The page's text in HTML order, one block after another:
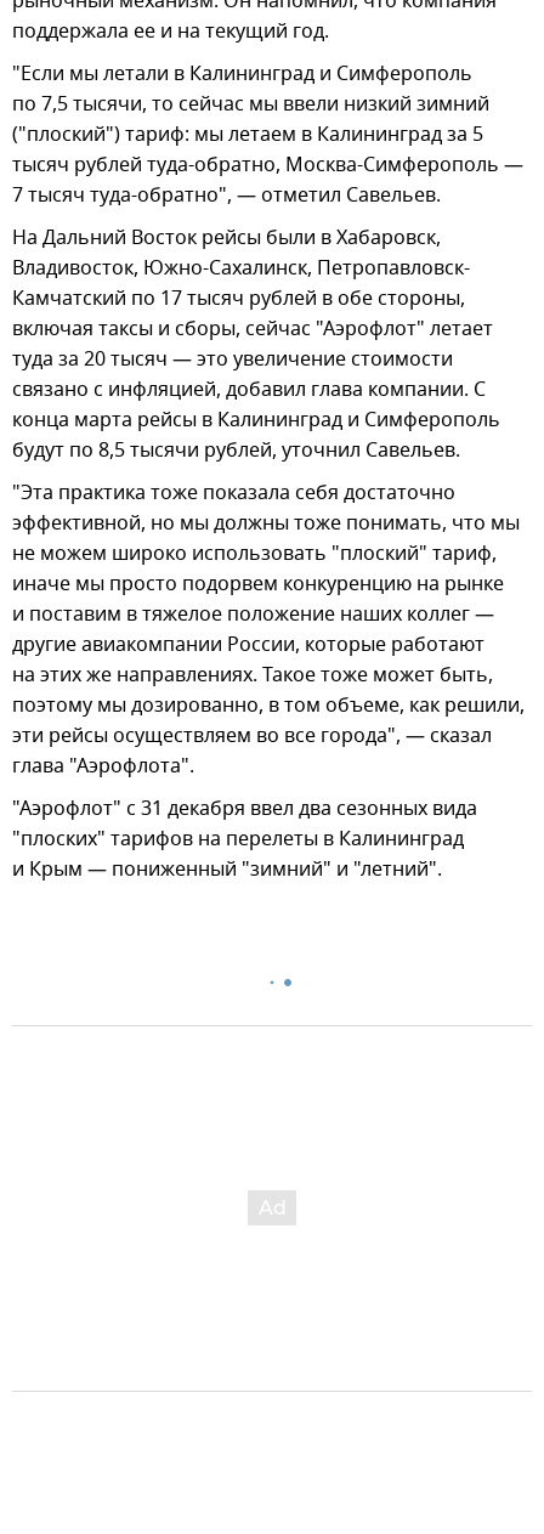
поддержала ее и на текущий год.
"Если мы летали в Калининград и Симферополь
по 7,5 тысячи, то сейчас мы ввели низкий зимний
("плоский") тариф: мы летаем в Калининград за 5
тысяч рублей туда-обратно, Москва-Симферополь —
7 тысяч туда-обратно", — отметил Савельев.
На Дальний Восток рейсы были в Хабаровск,
Владивосток, Южно-Сахалинск, Петропавловск-
Камчатский по 17 тысяч рублей в обе стороны,
включая таксы и сборы, сейчас "Аэрофлот" летает
туда за 20 тысяч — это увеличение стоимости
связано с инфляцией, добавил глава компании. С
конца марта рейсы в Калининград и Симферополь
будут по 8,5 тысячи рублей, уточнил Савельев.
"Эта практика тоже показала себя достаточно
эффективной, но мы должны тоже понимать, что мы
не можем широко использовать "плоский" тариф,
иначе мы просто подорвем конкуренцию на рынке
и поставим в тяжелое положение наших коллег —
другие авиакомпании России, которые работают
на этих же направлениях. Такое тоже может быть,
поэтому мы дозированно, в том объеме, как решили,
эти рейсы осуществляем во все города", — сказал
глава "Аэрофлота".
"Аэрофлот" с 31 декабря ввел два сезонных вида
"плоских" тарифов на перелеты в Калининград
и Крым — пониженный "зимний" и "летний".